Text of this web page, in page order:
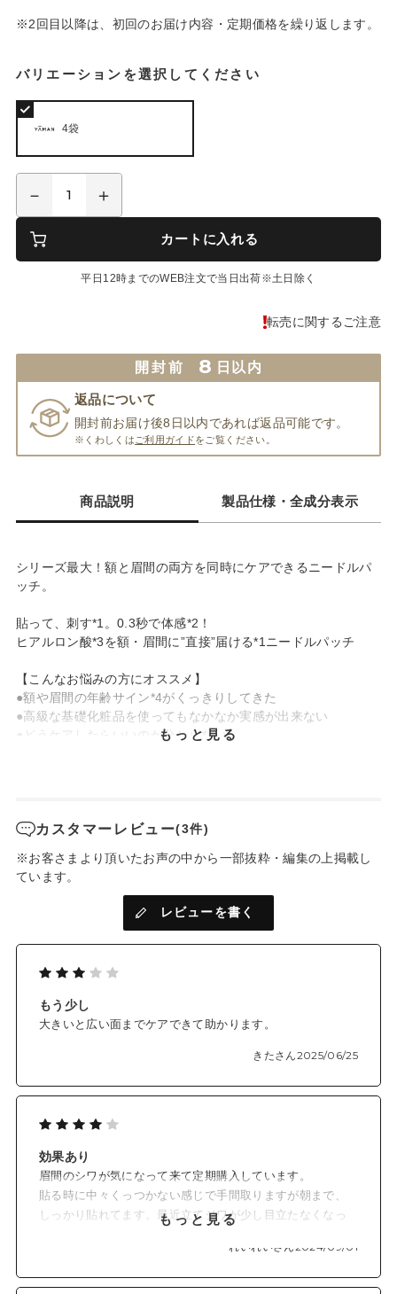
※2回目以降は、初回のお届け内容・定期価格を繰り返します。
バリエーションを選択してください
4袋
カートに入れる
平日12時までのWEB注文で当日出荷※土日除く
転売に関するご注意
開封前 8 日以内
返品について
開封前お届け後8日以内であれば返品可能です。
※くわしくは ご利用ガイドをご覧ください。
商品説明 製品仕様・全成分表示
シリーズ最大！額と眉間の両方を同時にケアできるニードルパ
ッチ。
貼って、刺す*1。0.3秒で体感*2！
ヒアルロン酸*3を額・眉間に”直接”届ける*1ニードルパッチ
【こんなお悩みの方にオススメ】
●額や眉間の年齢サイン*4がくっきりしてきた
●高級な基礎化粧品を使ってもなかなか実感が出来ない
●どうケアしたらいいのか分からない
約4,000本*5！
週に1回、寝る前に貼るだけ。ふっくら感動のハリ感に。
③パルミトイルトリペプチド-5（整肌成分）
額と眉間にに自信をチャージして笑顔あふれる上向きな自分へ
*1 角質層まで
*3 保湿成分
*5 製造上、本数には若干の変動があります
もっと見る
カスタマーレビュー(3件)
※お客さまより頂いたお声の中から一部抜粋・編集の上掲載し
ています。
レビューを書く
もう少し
大きいと広い面までケアできて助かります。
きたさん2025/06/25
効果あり
眉間のシワが気になって来て定期購入しています。
貼る時に中々くっつかない感じで手間取りますが朝まで、
しっかり貼れてます。最近立てジワが少し目立たなくなっ
もっと見る
れいれいさん2024/09/01